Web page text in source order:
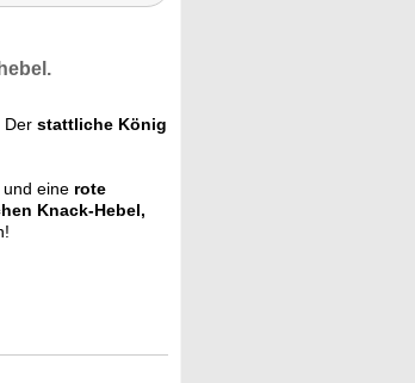
Der stattliche König
eine rote
Knack-Hebel,